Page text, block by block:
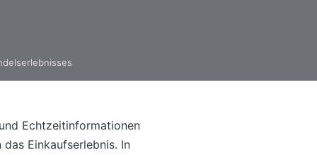
Echtzeitinformationen
Einkaufserlebnis. In